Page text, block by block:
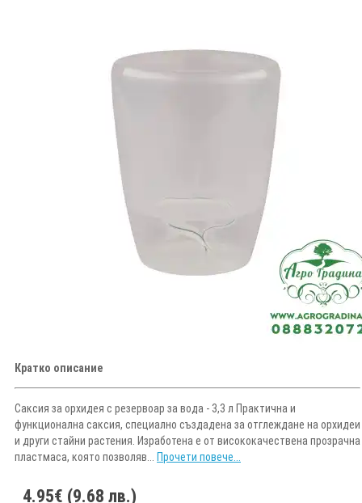
Кратко описание
Саксия за орхидея с резервоар за вода - 3,3 л Практична и
функционална саксия, специално създадена за отглеждане на орхидеи
и други стайни растения. Изработена е от висококачествена прозрачна
пластмаса, която позволяв... Прочети повече...
4.95€ (9.68 лв.)